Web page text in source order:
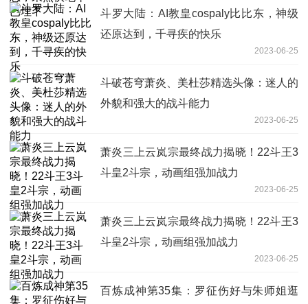
斗罗大陆：AI教皇cospaly比比东，神级
还原达到，千寻疾的快乐
2023-06-25
斗破苍穹萧炎、美杜莎精选头像：迷人的
外貌和强大的战斗能力
2023-06-25
萧炎三上云岚宗最终战力揭晓！22斗王3
斗皇2斗宗，动画组强加战力
2023-06-25
萧炎三上云岚宗最终战力揭晓！22斗王3
斗皇2斗宗，动画组强加战力
2023-06-25
百炼成神第35集：罗征伤好与朱师姐逛